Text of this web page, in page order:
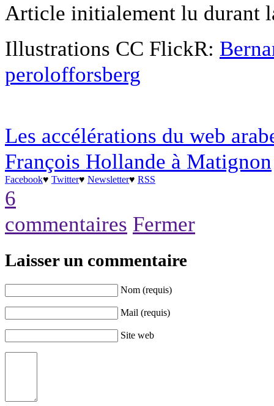
Article initialement lu durant
Illustrations CC FlickR:
perolofforsberg
Les accélérations du web
François Hollande à Matignon
Facebook♥ Twitter♥ Newsletter♥ RSS
6
commentaires Fermer
Laisser un commentaire
Nom (requis)
Mail (requis)
Site web